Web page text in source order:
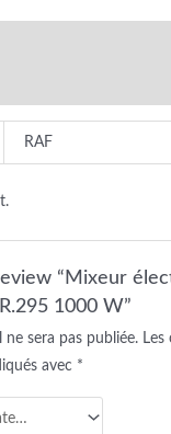
RAF
“Mixeur
1000 W”
ne sera pas publiée. Les
avec *